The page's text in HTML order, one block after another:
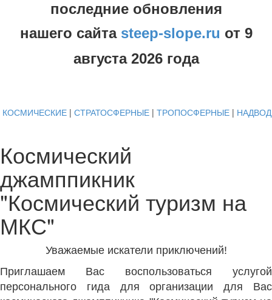
последние обновления
нашего сайта steep-slope.ru от 9
августа 2026 года
КОСМИЧЕСКИЕ | СТРАТОСФЕРНЫЕ | ТРОПОСФЕРНЫЕ |
Космический
джамппикник
"Космический туризм на
МКС"
Уважаемые искатели приключений!
Приглашаем Вас воспользоваться услугой
персонального гида для организации для Вас